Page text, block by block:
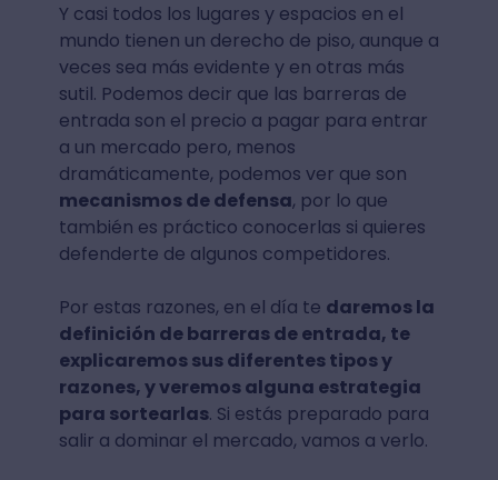
Y casi todos los lugares y espacios en el
mundo tienen un derecho de piso, aunque a
veces sea más evidente y en otras más
sutil. Podemos decir que las barreras de
entrada son el precio a pagar para entrar
a un mercado pero, menos
dramáticamente, podemos ver que son
mecanismos de defensa, por lo que
también es práctico conocerlas si quieres
defenderte de algunos competidores.
Por estas razones, en el día te daremos la
definición de barreras de entrada, te
explicaremos sus diferentes tipos y
razones, y veremos alguna estrategia
para sortearlas. Si estás preparado para
salir a dominar el mercado, vamos a verlo.